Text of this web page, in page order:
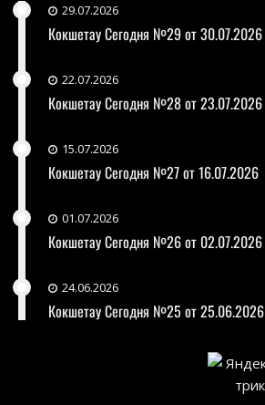
29.07.2026
Кокшетау Сегодня №29 от 30.07.2026
22.07.2026
Кокшетау Сегодня №28 от 23.07.2026
15.07.2026
Кокшетау Сегодня №27 от 16.07.2026
01.07.2026
Кокшетау Сегодня №26 от 02.07.2026
24.06.2026
Кокшетау Сегодня №25 от 25.06.2026